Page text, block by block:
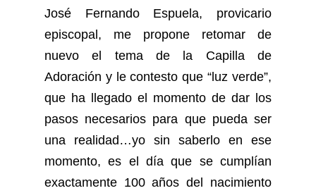
José Fernando Espuela, provicario
episcopal, me propone retomar de
nuevo el tema de la Capilla de
Adoración y le contesto que “luz verde”,
que ha llegado el momento de dar los
pasos necesarios para que pueda ser
una realidad…yo sin saberlo en ese
momento, es el día que se cumplían
exactamente 100 años del nacimiento